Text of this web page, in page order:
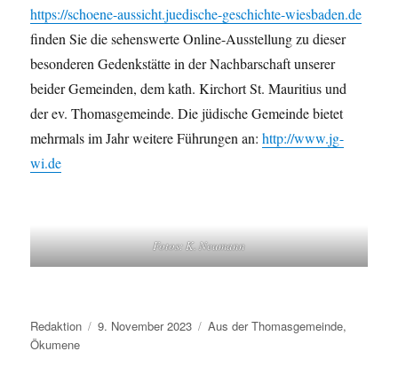
https://schoene-aussicht.juedische-geschichte-wiesbaden.de
finden Sie die sehenswerte Online-Ausstellung zu dieser
besonderen Gedenkstätte in der Nachbarschaft unserer
beider Gemeinden, dem kath. Kirchort St. Mauritius und
der ev. Thomasgemeinde. Die jüdische Gemeinde bietet
mehrmals im Jahr weitere Führungen an:http://www.jg-
wi.de
Fotos: K. Neumann
Autor
Redaktion
Veröffentlicht
9. November 2023 Kategorien
Aus der Thomasgemeinde,
Ökumene